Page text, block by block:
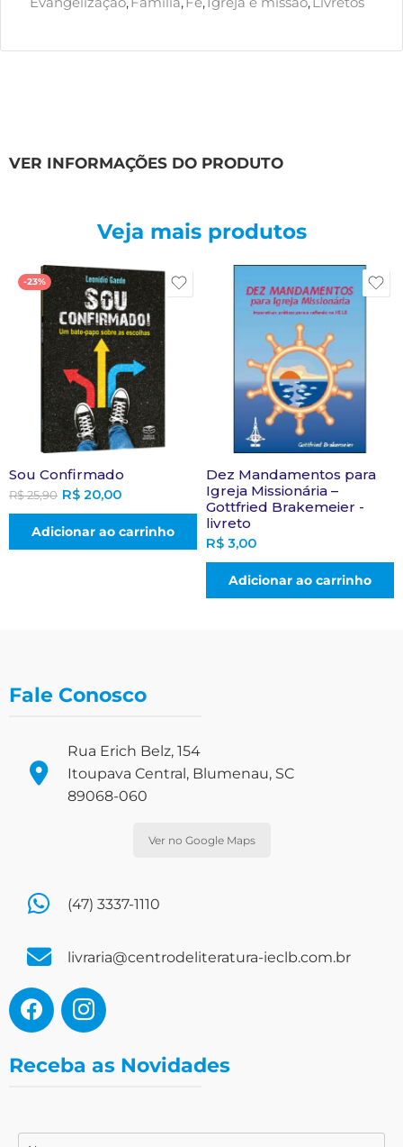
VER INFORMAÇÕES DO PRODUTO
Veja mais produtos
-23%
Sou Confirmado
R$25,90 R$ 20,00
Adicionar ao carrinho
Dez Mandamentos para
Igreja Missionária –
Gottfried Brakemeier -
livreto
R$ 3,00
Adicionar ao carrinho
Fale Conosco
Rua Erich Belz, 154
Itoupava Central, Blumenau, SC
89068-060
Ver no Google Maps
(47) 3337-1110
livraria@centrodeliteratura-ieclb.com.br
Receba as Novidades